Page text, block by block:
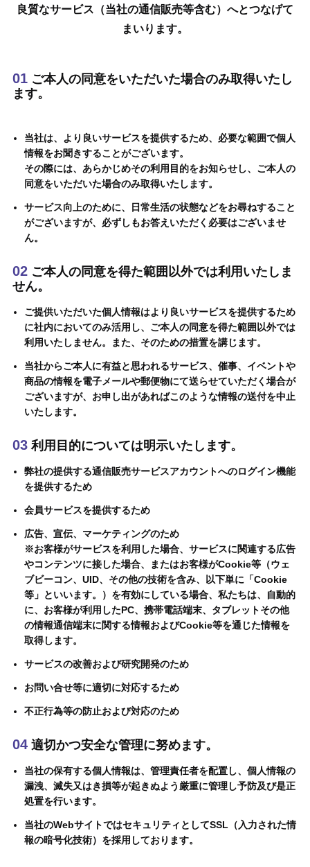
良質なサービス（当社の通信販売等含む）へとつなげて
まいります。
01 ご本人の同意をいただいた場合のみ取得いたし
ます。
当社は、より良いサービスを提供するため、必要な範囲で個人
情報をお聞きすることがございます。
その際には、あらかじめその利用目的をお知らせし、ご本人の
同意をいただいた場合のみ取得いたします。
サービス向上のために、日常生活の状態などをお尋ねすること
がございますが、必ずしもお答えいただく必要はございませ
ん。
02 ご本人の同意を得た範囲以外では利用いたしま
せん。
ご提供いただいた個人情報はより良いサービスを提供するため
に社内においてのみ活用し、ご本人の同意を得た範囲以外では
利用いたしません。また、そのための措置を講じます。
当社からご本人に有益と思われるサービス、催事、イベントや
商品の情報を電子メールや郵便物にて送らせていただく場合が
ございますが、お申し出があればこのような情報の送付を中止
いたします。
03 利用目的については明示いたします。
弊社の提供する通信販売サービスアカウントへのログイン機能
を提供するため
会員サービスを提供するため
広告、宣伝、マーケティングのため
※お客様がサービスを利用した場合、サービスに関連する広告
やコンテンツに接した場合、またはお客様がCookie等（ウェ
ブビーコン、UID、その他の技術を含み、以下単に「Cookie
等」といいます。）を有効にしている場合、私たちは、自動的
に、お客様が利用したPC、携帯電話端末、タブレットその他
の情報通信端末に関する情報およびCookie等を通じた情報を
取得します。
サービスの改善および研究開発のため
お問い合せ等に適切に対応するため
不正行為等の防止および対応のため
04 適切かつ安全な管理に努めます。
当社の保有する個人情報は、管理責任者を配置し、個人情報の
漏洩、滅失又はき損等が起きぬよう厳重に管理し予防及び是正
処置を行います。
当社のWebサイトではセキュリティとしてSSL（入力された情
報の暗号化技術）を採用しております。